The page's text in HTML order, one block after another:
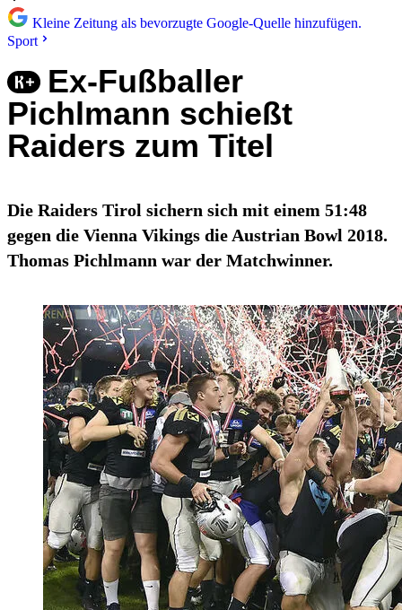
Kleine Zeitung als bevorzugte Google-Quelle hinzufügen.
Sport
Ex-Fußballer
Pichlmann schießt
Raiders zum Titel
Die Raiders Tirol sichern sich mit einem 51:48
gegen die Vienna Vikings die Austrian Bowl 2018.
Thomas Pichlmann war der Matchwinner.